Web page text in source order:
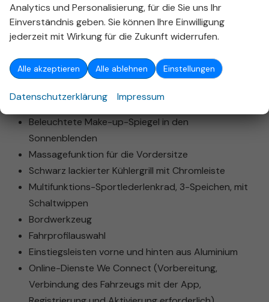
LED-Leseleuchten vorne und hinten
LED-Scheinwerfer Plus (adaptive LED-
Frontscheinwerfer mit Kurvenlicht,
Schlechtwetterlicht)
LED-Kühlergrillbeleuchtung
LED-Rückleuchten
Beleuchtete Make-up-Spiegel in den
Sonnenblenden
Massagefunktion für die Vordersitze
Schwarz lackierter Kühlergrill mit Chromleiste
Multifunktions-Sportlederlenkrad, 3-Speichen, mit
Schaltwippen
Bordwerkzeug
Fahrprofilauswahl
Einstiegsleisten vorne und hinten aus Aluminium
Online-Dienste We Connect (Vorbereitung,
Verbindung des Fahrzeugs mit der App,
Analytics und Personalisierung, für die Sie uns Ihr
Einverständnis geben. Sie können Ihre Einwilligung
jederzeit mit Wirkung für die Zukunft widerrufen.
Alle akzeptieren Alle ablehnen Einstellungen
Datenschutzerklärung Impressum